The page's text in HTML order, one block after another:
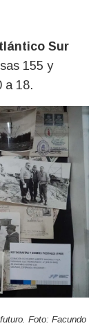
Sur
155 y
a 18.
Foto: Facundo